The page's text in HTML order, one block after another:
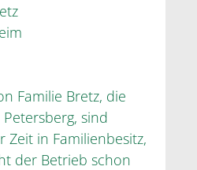
Familie Bretz, die
sind
Zeit in Familienbesitz,
der Betrieb schon